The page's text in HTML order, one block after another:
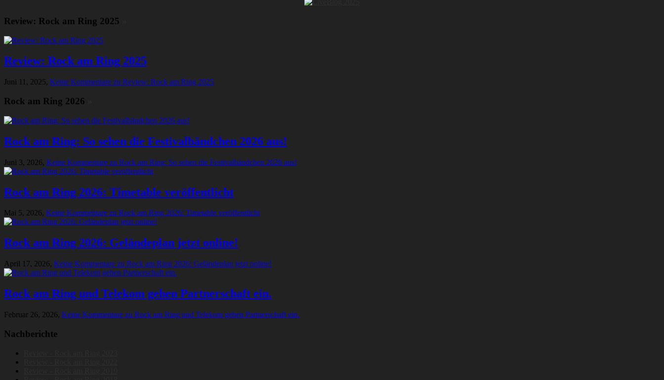
Review: Rock am Ring 2025
Review: Rock am Ring 2025
Juni 11, 2025, Keine Kommentare zu Review: Rock am Ring 2025
Rock am Ring 2026
Rock am Ring: So sehen die Festivalbändchen 2026 aus!
Juni 3, 2026, Keine Kommentare zu Rock am Ring: So sehen die Festivalbändchen 2026 aus!
Rock am Ring 2026: Timetable veröffentlicht
Mai 5, 2026, Keine Kommentare zu Rock am Ring 2026: Timetable veröffentlicht
Rock am Ring 2026: Geländeplan jetzt online!
April 17, 2026, Keine Kommentare zu Rock am Ring 2026: Geländeplan jetzt online!
Rock am Ring und Telekom gehen Partnerschaft ein.
Februar 26, 2026, Keine Kommentare zu Rock am Ring und Telekom gehen Partnerschaft ein.
Nachberichte